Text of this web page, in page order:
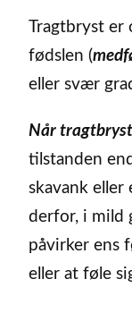
Tragtbryst er
fødslen (
eller svær
Når
tilstanden
skavank eller
derfor, i mild
påvirker ens
eller at føle